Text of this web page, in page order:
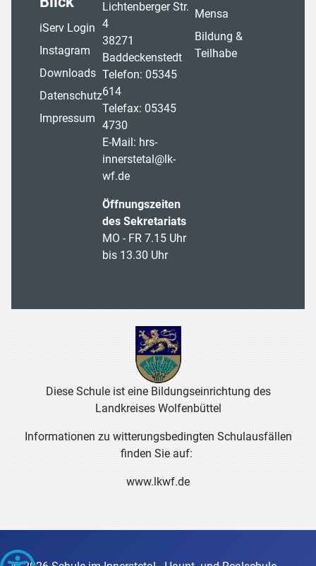
iServ Login
Instagram
Downloads
Datenschutz
Impressum
Lichtenberger Str.
4
38271
Baddeckenstedt
Telefon: 05345
614
Telefax: 05345
4730
E-Mail: hrs-
innerstetal@lk-
wf.de
Öffnungszeiten
des Sekretariats
MO - FR 7.15 Uhr
bis 13.30 Uhr
Mensa
Bildung &
Teilhabe
Diese Schule ist eine Bildungseinrichtung des
Landkreises Wolfenbüttel
Informationen zu witterungsbedingten Schulausfällen
finden Sie auf:
www.lkwf.de